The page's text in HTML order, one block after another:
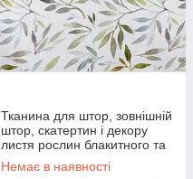
Тканина для штор, зовнішній
штор, скатертин і декору
листя рослин блакитного та
зеленого кольору
Немає в наявності